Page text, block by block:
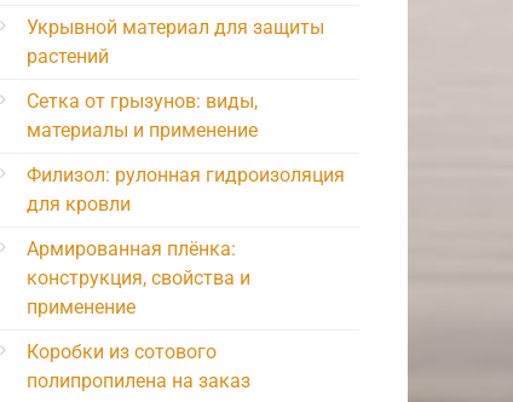
Укрывной материал для защиты
растений
Сетка от грызунов: виды,
материалы и применение
Филизол: рулонная гидроизоляция
для кровли
Армированная плёнка:
конструкция, свойства и
применение
Коробки из сотового
полипропилена на заказ